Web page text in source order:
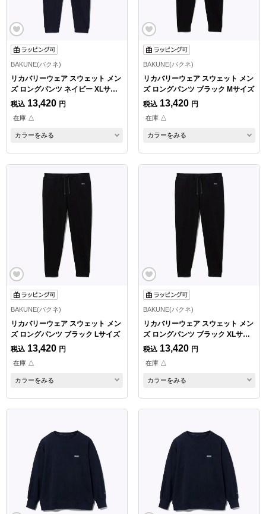
BAKUNE(バクネ)
リカバリーウェア スウェット メン
ズ ロングパンツ ネイビー XLサイ
ズ
税込 13,420 円
在庫 △
カラーをみる
BAKUNE(バクネ)
リカバリーウェア スウェット メン
ズ ロングパンツ ブラック Mサイズ
税込 13,420 円
在庫 △
カラーをみる
BAKUNE(バクネ)
リカバリーウェア スウェット メン
ズ ロングパンツ ブラック Lサイズ
税込 13,420 円
在庫 △
カラーをみる
BAKUNE(バクネ)
リカバリーウェア スウェット メン
ズ ロングパンツ ブラック XLサイ
ズ
税込 13,420 円
在庫 △
カラーをみる